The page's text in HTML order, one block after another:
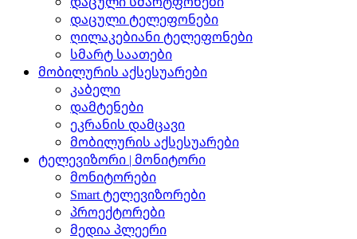
დაცული ტელეფონები
ღილაკებიანი ტელეფონები
სმარტ საათები
მობილურის აქსესუარები
კაბელი
დამტენები
ეკრანის დამცავი
მობილურის აქსესუარები
ტელევიზორი | მონიტორი
მონიტორები
Smart ტელევიზორები
პროექტორები
მედია პლეერი